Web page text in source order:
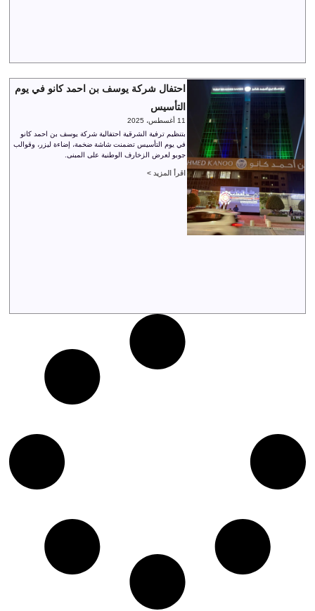
احتفال شركة يوسف بن احمد كانو في يوم
التأسيس
11 أغسطس، 2025
بتنظيم ترفية الشرقية احتفالية شركة يوسف بن احمد كانو
في يوم التأسيس تضمنت شاشة ضخمة، إضاءة ليزر، وقوالب
جوبو لعرض الزخارف الوطنية على المبنى.
اقرأ المزيد >